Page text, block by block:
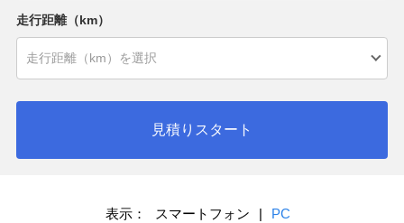
走行距離（km）
見積りスタート
表示： スマートフォン | PC